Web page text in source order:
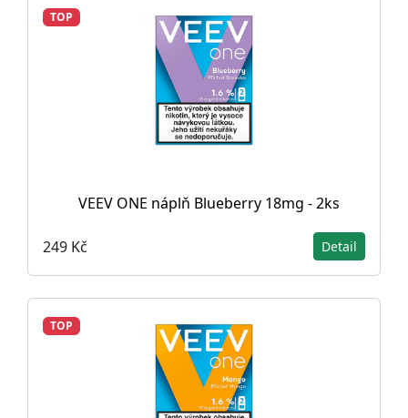
TOP
VEEV ONE náplň Blueberry 18mg - 2ks
249 Kč Detail
TOP